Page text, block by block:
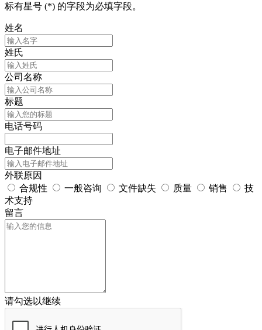
标有星号 (*) 的字段为必填字段。
姓名
姓氏
公司名称
标题
电话号码
电子邮件地址
外联原因
合规性
一般咨询 文件缺失 质量 销售
技
术支持
留言
请勾选以继续